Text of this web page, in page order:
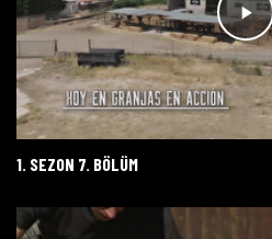
1. SEZON 7. BÖLÜM